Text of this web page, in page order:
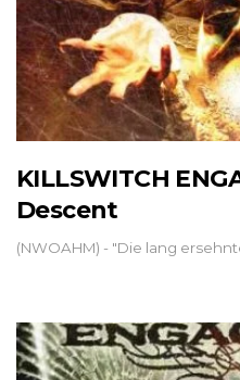
KILLSWITCH
Descent
(NWOAHM) - "Die lang